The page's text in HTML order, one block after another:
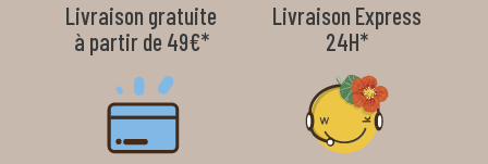
Livraison gratuite
à partir de 49€*
Livraison Express
24H*